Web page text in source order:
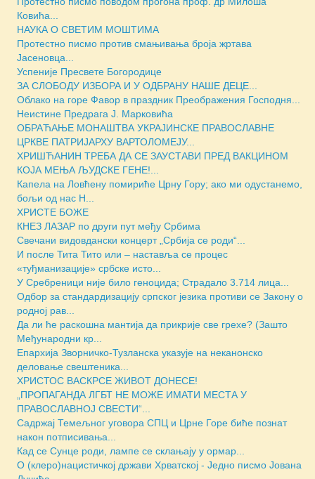
Ковића...
НАУКА О СВЕТИМ МОШТИМА
Протестно писмо против смањивања броја жртава
Јасеновца...
Успеније Пресвете Богородице
ЗА СЛОБОДУ ИЗБОРА И У ОДБРАНУ НАШЕ ДЕЦЕ...
Облако на горе Фавор в праздник Преображения Господня...
Неистине Предрага Ј. Марковића
ОБРАЋАЊЕ МОНАШТВА УКРАЈИНСКЕ ПРАВОСЛАВНЕ
ЦРКВЕ ПАТРИЈАРХУ ВАРТОЛОМЕЈУ...
ХРИШЋАНИН ТРЕБА ДА СЕ ЗАУСТАВИ ПРЕД ВАКЦИНОМ
КОЈА МЕЊА ЉУДСКЕ ГЕНЕ!...
Капела на Ловћену помириће Црну Гору; ако ми одустанемо,
бољи од нас Н...
ХРИСТЕ БОЖЕ
КНЕЗ ЛАЗАР по други пут међу Србима
Свечани видовдански концерт „Србија се роди“...
И после Тита Тито или – наставља се процес
«туђманизације» србске исто...
У Сребреници није било геноцида; Страдало 3.714 лица...
Одбор за стандардизацију српског језика противи се Закону о
родној рав...
Да ли ће раскошна мантија да прикрије све грехе? (Зашто
Међународни кр...
Епархија Зворничко-Тузланска указује на неканонско
деловање свештеника...
ХРИСТОС ВАСКРСЕ ЖИВОТ ДОНЕСЕ!
„ПРОПАГАНДА ЛГБТ НЕ МОЖЕ ИМАТИ МЕСТА У
ПРАВОСЛАВНОЈ СВЕСТИ“...
Садржај Темељног уговора СПЦ и Црне Горе биће познат
након потписивања...
Кад се Сунце роди, лампе се склањају у ормар...
О (клеро)нацистичкој држави Хрватској - Једно писмо Јована